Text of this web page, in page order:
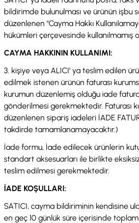
bildirimde bulunulması ve ürünün işbu
düzenlenen "Cayma Hakkı
hükümleri çerçevesinde kullanılmamış
CAYMA HAKKININ KULLANIMI:
3. kişiye veya ALICI’ ya teslim edilen
edilmek istenen ürünün faturası
kurumun düzenlemiş olduğu iade
gönderilmesi gerekmektedir. Faturası
düzenlenen sipariş iadeleri İADE
takdirde tamamlanamayacaktır.)
İade formu, İade edilecek ürünlerin
standart aksesuarları ile birlikte
teslim edilmesi gerekmektedir.
İADE KOŞULLARI:
SATICI, cayma bildiriminin kendisine
en geç 10 günlük süre içerisinde toplam